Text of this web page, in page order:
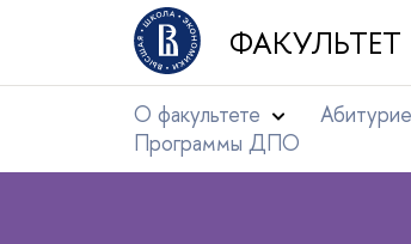
О факультете
Программы ДПО